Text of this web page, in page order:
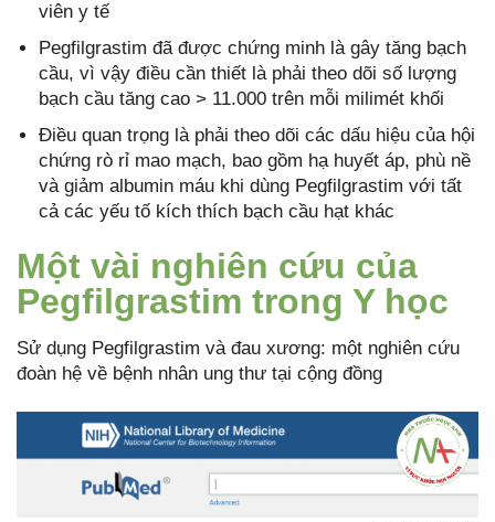
viên y tế
Pegfilgrastim đã được chứng minh là gây tăng bạch
cầu, vì vậy điều cần thiết là phải theo dõi số lượng
bạch cầu tăng cao > 11.000 trên mỗi milimét khối
Điều quan trọng là phải theo dõi các dấu hiệu của hội
chứng rò rỉ mao mạch, bao gồm hạ huyết áp, phù nề
và giảm albumin máu khi dùng Pegfilgrastim với tất
cả các yếu tố kích thích bạch cầu hạt khác
Một vài nghiên cứu của
Pegfilgrastim trong Y học
Sử dụng Pegfilgrastim và đau xương: một nghiên cứu
đoàn hệ về bệnh nhân ung thư tại cộng đồng